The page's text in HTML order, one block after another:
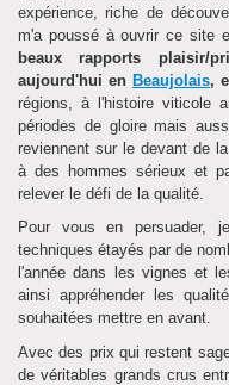
expérience, riche de
m'a poussé à ouvrir ce site
beaux rapports plaisir/
aujourd'hui en Beaujolais,
régions, à l'histoire viticole
périodes de gloire mais
reviennent sur le devant de
à des hommes sérieux et
relever le défi de la qualité.
Pour vous en persuader,
techniques étayés par de
l'année dans les vignes et
ainsi appréhender les
souhaitées mettre en avant.
Avec des prix qui restent
de véritables grands crus